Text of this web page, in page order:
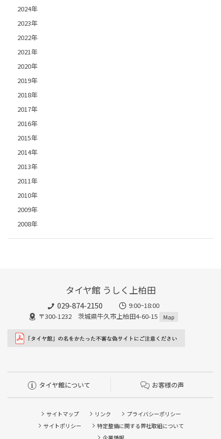
2024年
2023年
2022年
2021年
2020年
2019年
2018年
2017年
2016年
2015年
2014年
2013年
2011年
2010年
2009年
2008年
タイヤ館 うしく上柏田
029-874-2150
9:00~18:00
〒300-1232 茨城県牛久市上柏田4-60-15
Map
タイヤ館について お客様の声
サイトマップ リンク
プライバシーポリシー
サイトポリシー
特定整備に関する弊社取組について